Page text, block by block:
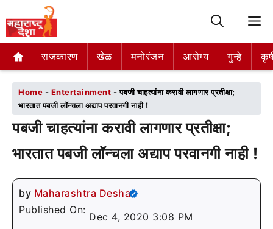
राजकारण खेळ मनोरंजन आरोग्य गुन्हे
राजकारण खेळ मनोरंजन आरोग्य गुन्हे
Home - Entertainment -पबजी चाहत्यांना करावी लागणार प्रतीक्षा;
भारतात पबजी लॉन्चला अद्याप परवानगी नाही !
पबजी चाहत्यांना करावी लागणार प्रतीक्षा;
भारतात पबजी लॉन्चला अद्याप परवानगी नाही !
by Maharashtra Desha
Published On:
Dec 4, 2020 3:08 PM